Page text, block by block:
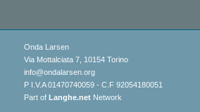
Onda Larsen
Via Mottalciata 7, 10154 Torino
info@ondalarsen.org
P I.V.A 01470740059 - C.F 92054180051
Part of Langhe.netNetwork